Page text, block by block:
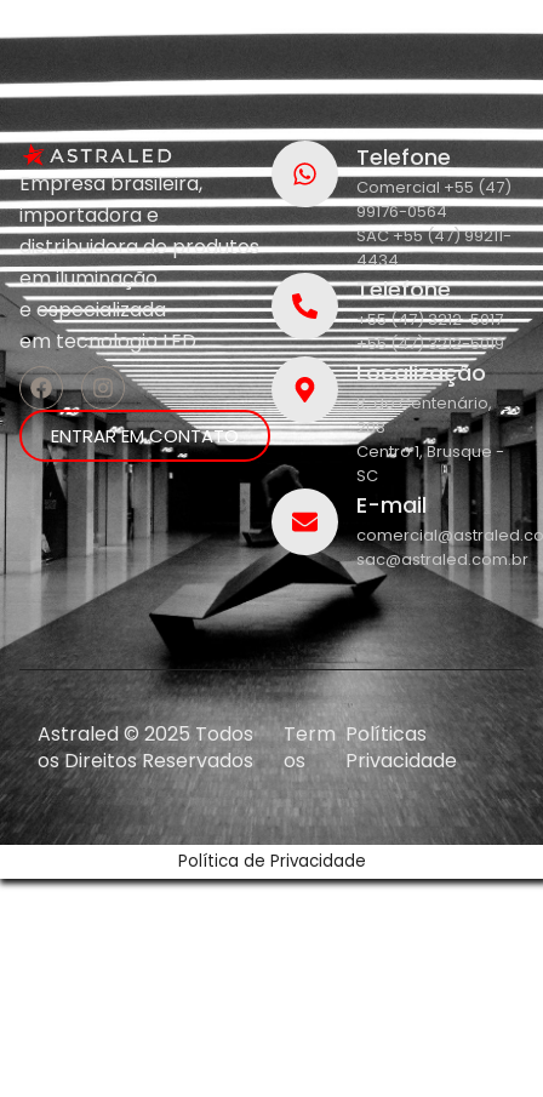
Empresa brasileira,
importadora e
distribuidora de produtos
em iluminação
eespecializada
emtecnologia LED.
ENTRAR EM CONTATO
Telefone
Comercial +55 (47)
99176-0564
SAC +55 (47) 99211-
4434
Telefone
+55 (47) 3212-5017
+55 (47) 3212-5019
Localização
R. do Centenário,
208
Centro 1, Brusque -
SC
E-mail
sac@astraled.com.br
Astraled © 2025 Todos
os Direitos Reservados
Term
os
Políticas
Privacidade
Política de Privacidade